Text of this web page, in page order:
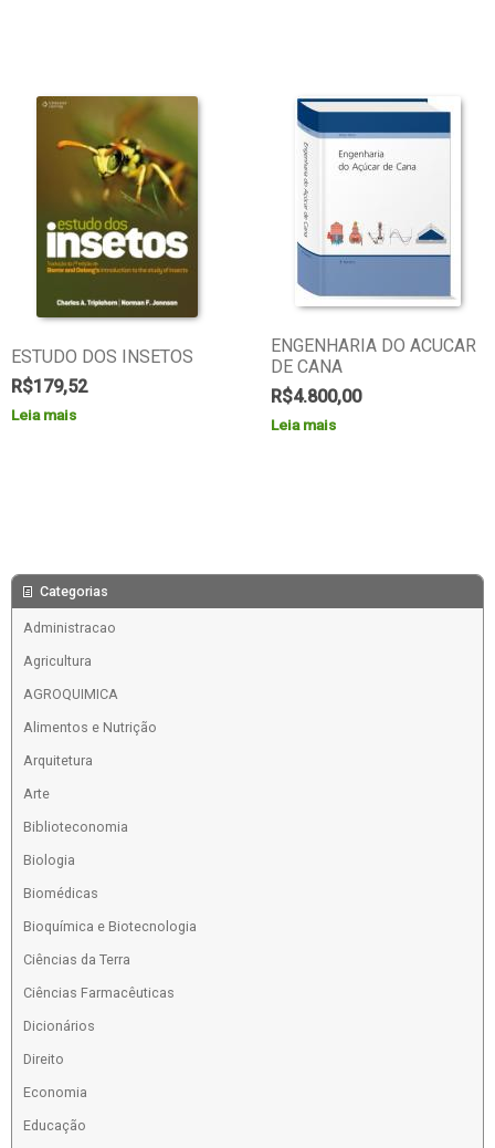
ESTUDO DOS INSETOS
R$179,52
Leia mais
ENGENHARIA DO ACUCAR
DE CANA
R$4.800,00
Leia mais
Categorias
Administracao
Agricultura
AGROQUIMICA
Alimentos e Nutrição
Arquitetura
Arte
Biblioteconomia
Biologia
Biomédicas
Bioquímica e Biotecnologia
Ciências da Terra
Ciências Farmacêuticas
Dicionários
Direito
Economia
Educação